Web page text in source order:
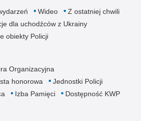
Wideo
Z ostatniej chwili
dla uchodźców z Ukrainy
obiekty Policji
Organizacyjna
honorowa
Jednostki Policji
Izba Pamięci Dostępność KWP